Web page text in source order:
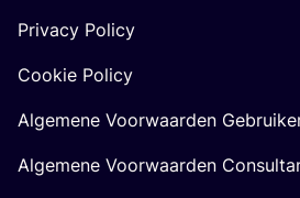
Privacy Policy
Cookie Policy
Algemene Voorwaarden
Algemene Voorwaarden